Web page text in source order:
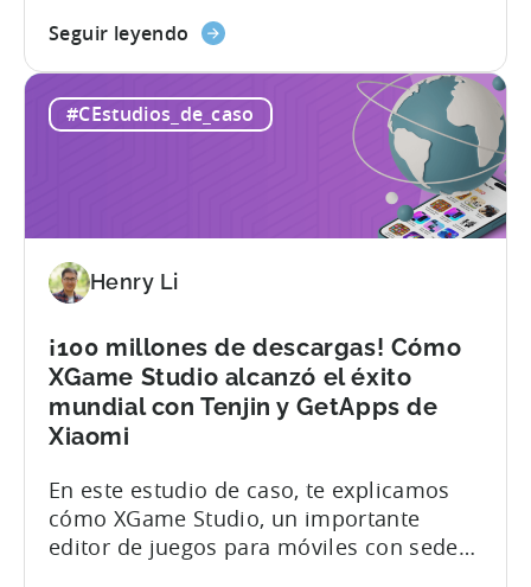
objetivos: Acerca de ZPLAY Fundada en
editores de juegos para móviles con
millones de descargas en todo el mundo.
La empresa ha ampliado su presencia a
múltiples regiones, con una cartera de...
Seguir leyendo acerca
un
abrió
paso
en
híbrido-
casual
-
#CEstudios_de_caso
Henry Li
¡100 millones de descargas! Cómo
XGame Studio alcanzó el éxito
mundial con Tenjin y GetApps de
Xiaomi
En este estudio de caso, te explicamos
cómo XGame Studio, un importante
editor de juegos para móviles con sede